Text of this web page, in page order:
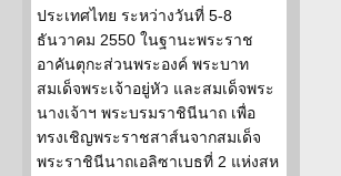
ประเทศไทย ระหว่างวันที่ 5-8
ธันวาคม 2550 ในฐานะพระราช
อาคันตุกะส่วนพระองค์ พระบาท
สมเด็จพระเจ้าอยู่หัว และสมเด็จพระ
นางเจ้าฯ พระบรมราชินีนาถ เพื่อ
ทรงเชิญพระราชสาส์นจากสมเด็จ
พระราชินีนาถเอลิซาเบธที่ 2 แห่งสห